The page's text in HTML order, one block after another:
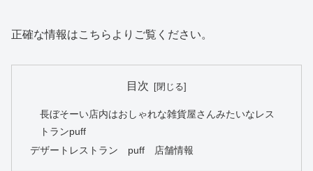
正確な情報はこちらよりご覧ください。
目次
長ぼそーい店内はおしゃれな雑貨屋さんみたいなレス
トランpuff
デザートレストラン puff 店舗情報